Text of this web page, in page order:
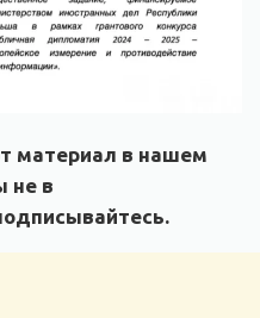
материал в нашем
не в